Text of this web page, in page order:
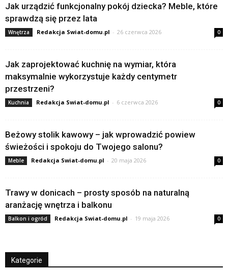
Jak urządzić funkcjonalny pokój dziecka? Meble, które
sprawdzą się przez lata
Wnętrza Redakcja Swiat-domu.pl - 26 czerwca 2026 0
Jak zaprojektować kuchnię na wymiar, która
maksymalnie wykorzystuje każdy centymetr
przestrzeni?
Kuchnia Redakcja Swiat-domu.pl - 6 czerwca 2026 0
Beżowy stolik kawowy – jak wprowadzić powiew
świeżości i spokoju do Twojego salonu?
Meble Redakcja Swiat-domu.pl - 20 maja 2026 0
Trawy w donicach – prosty sposób na naturalną
aranżację wnętrza i balkonu
Balkon i ogród Redakcja Swiat-domu.pl - 19 maja 2026 0
Kategorie